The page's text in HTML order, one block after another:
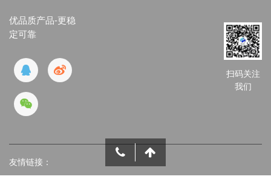
优品质产品-更稳
定可靠
扫码关注
我们
友情链接：